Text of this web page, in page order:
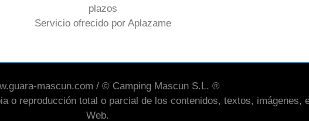
plazos
Servicio ofrecido por Aplazame
mascun.com / © Camping Mascun S.L. ®
o reproducción total o parcial de los contenidos, textos, imágenes,
Web.